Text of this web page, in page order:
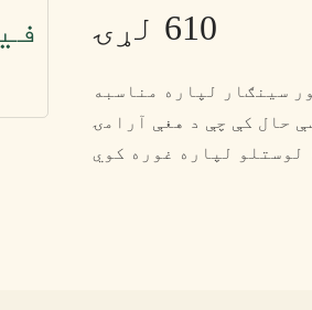
610 لړۍ
سینګار لپاره مناسبه
حال کې چې د هغې آرامۍ
لوستلو لپاره غوره کوي